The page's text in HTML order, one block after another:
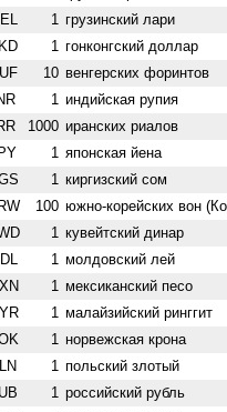
1 грузинский лари
1 гонконгский доллар
10 венгерских форинтов
1 индийская рупия
1000 иранских риалов
1 японская йена
1 киргизский сом
100 южно-корейских вон
1 кувейтский динар
1 молдовский лей
1 мексиканский песо
1 малайзийский ринггит
1 норвежская крона
1 польский злотый
1 российский рубль